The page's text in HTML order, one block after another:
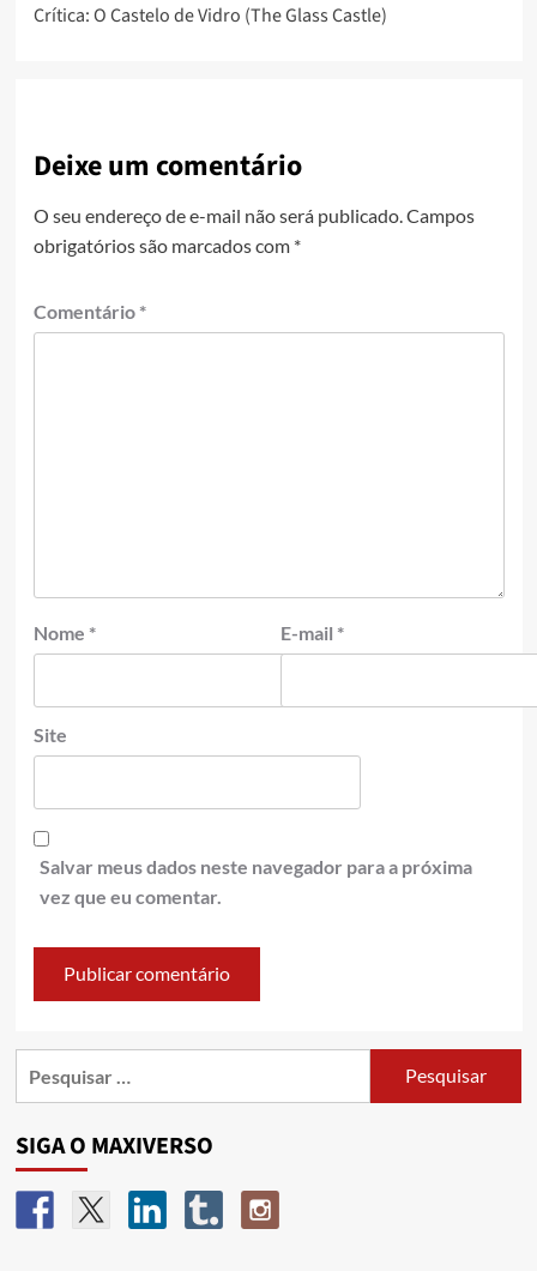
Crítica: O Castelo de Vidro (The Glass Castle)
Deixe um comentário
O seu endereço de e-mail não será publicado. Campos
obrigatórios são marcados com *
Comentário *
Nome * E-mail *
Site
Salvar meus dados neste navegador para a próxima
vez que eu comentar.
SIGA O MAXIVERSO